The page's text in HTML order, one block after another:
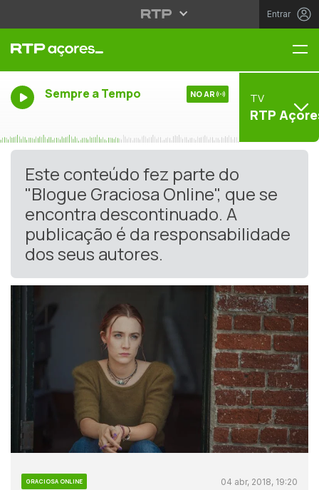
Entrar
Sempre a Tempo NO AR TV
RTP
Este conteúdo fez parte do
"Blogue Graciosa Online", que se
encontra descontinuado. A
publicação é da responsabilidade
dos seus autores.
GRACIOSA ONLINE 04 abr, 2018, 19:20